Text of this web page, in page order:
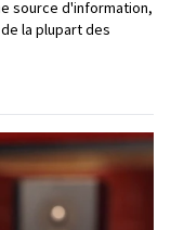
source d'information,
la plupart des